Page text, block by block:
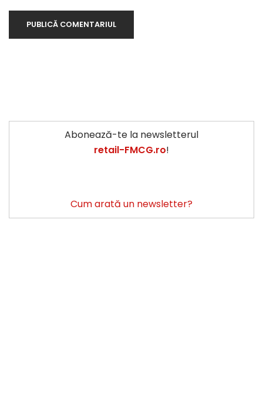
Abonează-te la newsletterul
retail-FMCG.ro!
Cum arată un newsletter?